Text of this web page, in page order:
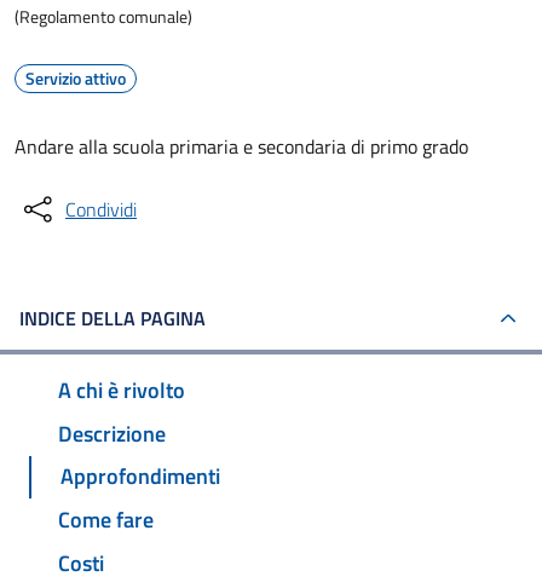
(Regolamento comunale)
Servizio attivo
Andare alla scuola primaria e secondaria di primo grado
Condividi
INDICE DELLA PAGINA
A chi è rivolto
Descrizione
Approfondimenti
Come fare
Costi